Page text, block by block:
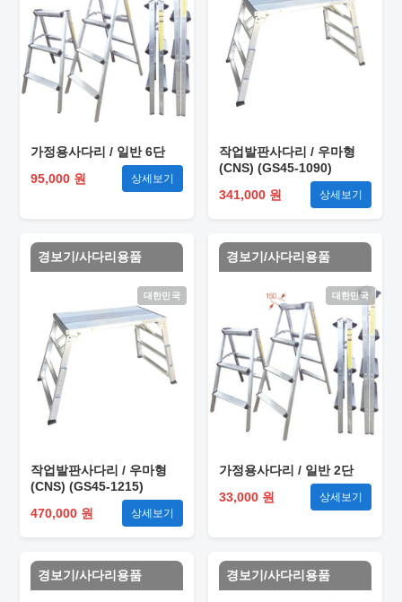
가정용사다리 / 일반 6단
95,000 원
상세보기
작업발판사다리 / 우마형
(CNS) (GS45-1090)
341,000 원
상세보기
경보기/사다리용품
대한민국
작업발판사다리 / 우마형
(CNS) (GS45-1215)
470,000 원
상세보기
경보기/사다리용품
대한민국
가정용사다리 / 일반 2단
33,000 원
상세보기
경보기/사다리용품 경보기/사다리용품